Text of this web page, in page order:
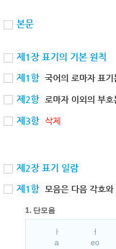
본문
제1장 표기의 기본 원칙
제1항 국어의 로마자 표
제2항 로마자 이외의 부
제3항 삭제
제2장 표기 일람
제1항 모음은 다음 각호와
1. 단모음
ㅏ
a
ㅓ
eo